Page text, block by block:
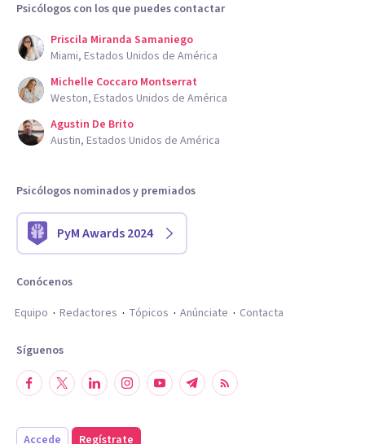
Psicólogos con los que puedes contactar
Priscila Miranda Samaniego
Miami, Estados Unidos de América
Michelle Coccaro Montserrat
Weston, Estados Unidos de América
Agustin De Brito
Austin, Estados Unidos de América
Psicólogos nominados y premiados
PyM Awards 2024
Conócenos
Equipo
Redactores Tópicos Anúnciate Contacta
Síguenos
Accede Regístrate